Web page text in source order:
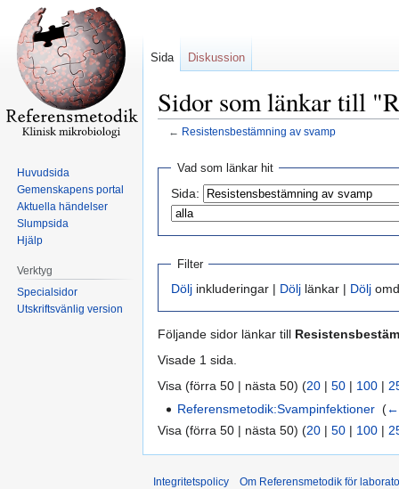
Sidor som länkar till
← Resistensbestämning av svamp
Hoppa
navigering
Hoppa
sök
Vad som länkar hit
Sida:
Filter
Dölj inkluderingar | Dölj länkar | Dölj
Följande sidor länkar till
Visade 1 sida.
Visa (förra 50 | nästa 50) (20 | 50 | 100 |
Referensmetodik:Svampinfektioner ‎(←
Visa (förra 50 | nästa 50) (20 | 50 | 100 |
Sida Diskussion
Huvudsida
Gemenskapens portal
Aktuella händelser
Slumpsida
Hjälp
Verktyg
Specialsidor
Utskriftsvänlig version
Integritetspolicy Om Referensmetodik för